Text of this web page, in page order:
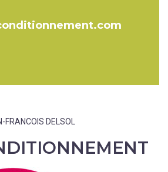
FRANCOIS DELSOL